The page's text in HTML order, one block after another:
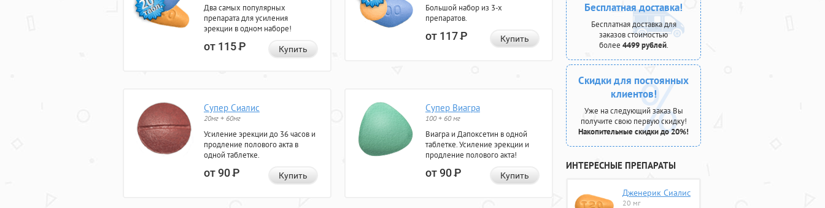
Два самых популярных
препарата для усиления
эрекции в одном наборе!
от 115Р Купить
Большой набор из 3-х
препаратов.
от 117Р Купить
Супер Сиалис
20мг + 60мг
Усиление эрекции до 36 часов и
продление полового акта в
одной таблетке.
от 90Р Купить
Супер Виагра
100 + 60 мг
Виагра и Дапоксетин в одной
таблетке. Усиление эрекции и
продление полового акта!
от 90Р Купить
Бесплатная доставка!
Бесплатная доставка для
заказов стоимостью
более 4499 рублей.
Скидки для постоянных
клиентов!
Уже на следующий заказ Вы
получите свою первую скидку!
Накопительные скидки до 20%!
ИНТЕРЕСНЫЕ ПРЕПАРАТЫ
Дженерик Сиалис
20 мг